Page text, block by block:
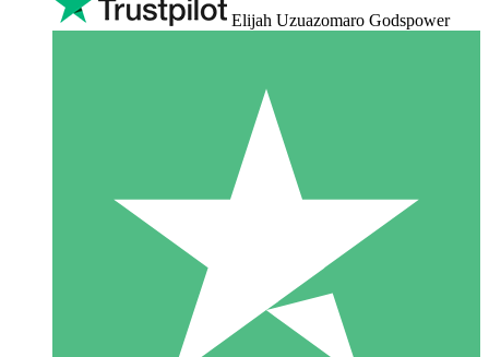
Elijah Uzuazomaro Godspower